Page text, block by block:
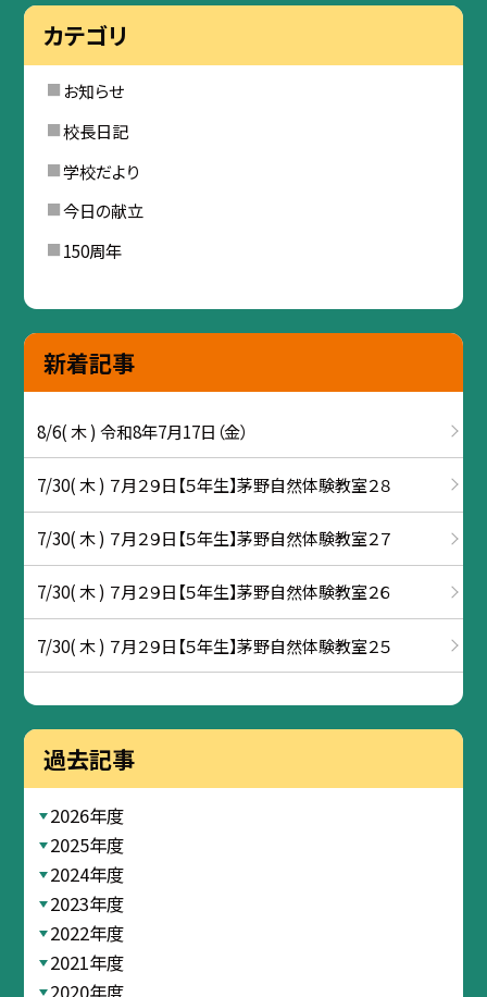
カテゴリ
お知らせ
校長日記
学校だより
今日の献立
150周年
新着記事
8/6( 木 ) 令和8年7月17日（金）
7/30( 木 ) ７月２９日【５年生】茅野自然体験教室２８
7/30( 木 ) ７月２９日【５年生】茅野自然体験教室２７
7/30( 木 ) ７月２９日【５年生】茅野自然体験教室２６
7/30( 木 ) ７月２９日【５年生】茅野自然体験教室２５
過去記事
2026年度
2025年度
2024年度
2023年度
2022年度
2021年度
2020年度